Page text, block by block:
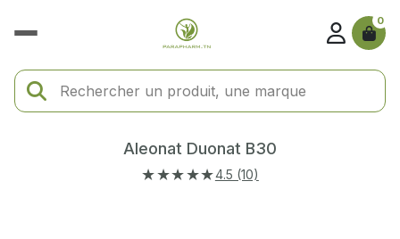
0
Aleonat Duonat B30
★★★★★4.5 (10)